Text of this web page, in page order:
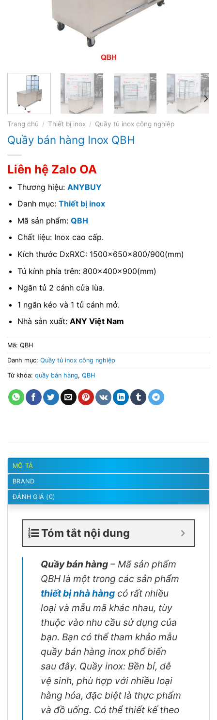
Trang chủ / Thiết bị inox / Quầy tủ inox công nghiệp
Quầy bán hàng Inox QBH
Liên hệ Zalo OA
Thương hiệu: ANYBUY
Danh mục: Thiết bị inox
Mã sản phẩm: QBH
Chất liệu: Inox cao cấp.
Kích thước DxRXC: 1500x650x800/900(mm)
Tủ kính phía trên: 800x400x900(mm)
Ngăn tủ 2 cánh cửa lùa.
1 ngăn kéo và 1 tủ cánh mở.
Nhà sản xuất: ANY Việt Nam
Mã: QBH
Danh mục: Quầy tủ inox công nghiệp
Từ khóa: quầy bán hàng, QBH
MÔ TẢ
BRAND
ĐÁNH GIÁ (0)
Tóm tắt nội dung
Quầy bán hàng – Mã sản phẩm
QBH là một trong các sản phẩm
thiết bị nhà hàng có rất nhiều
loại và mẫu mã khác nhau, tùy
thuộc vào nhu cầu sử dụng của
bạn. Bạn có thể tham khảo mẫu
quầy bán hàng inox phổ biến
sau đây. Quầy inox: Bền bỉ, dễ
vệ sinh, phù hợp với nhiều loại
hàng hóa, đặc biệt là thực phẩm
và đồ uống. Có thể thiết kế theo